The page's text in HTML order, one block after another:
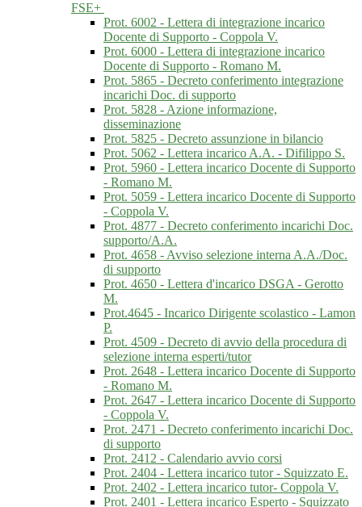
FSE+
Prot. 6002 - Lettera di integrazione incarico
Docente di Supporto - Coppola V.
Prot. 6000 - Lettera di integrazione incarico
Docente di Supporto - Romano M.
Prot. 5865 - Decreto conferimento integrazione
incarichi Doc. di supporto
Prot. 5828 - Azione informazione,
disseminazione
Prot. 5825 - Decreto assunzione in bilancio
Prot. 5062 - Lettera incarico A.A. - Difilippo S.
Prot. 5960 - Lettera incarico Docente di Supporto
- Romano M.
Prot. 5059 - Lettera incarico Docente di Supporto
- Coppola V.
Prot. 4877 - Decreto conferimento incarichi Doc.
supporto/A.A.
Prot. 4658 - Avviso selezione interna A.A./Doc.
di supporto
Prot. 4650 - Lettera d'incarico DSGA - Gerotto
M.
Prot.4645 - Incarico Dirigente scolastico - Lamon
P.
Prot. 4509 - Decreto di avvio della procedura di
selezione interna esperti/tutor
Prot. 2648 - Lettera incarico Docente di Supporto
- Romano M.
Prot. 2647 - Lettera incarico Docente di Supporto
- Coppola V.
Prot. 2471 - Decreto conferimento incarichi Doc.
di supporto
Prot. 2412 - Calendario avvio corsi
Prot. 2404 - Lettera incarico tutor - Squizzato E.
Prot. 2402 - Lettera incarico tutor- Coppola V.
Prot. 2401 - Lettera incarico Esperto - Squizzato